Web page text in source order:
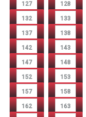
127 128
132 133
137 138
142 143
147 148
152 153
157 158
162 163